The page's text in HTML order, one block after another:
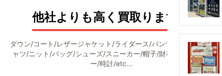
他社よりも高く買取ります！
ダウン/コート/レザージャケット/ライダース/パンツ/デニム/Ｔシ
ャツ/ニット/バッグ/シューズ/スニーカー/帽子/財布/アクセサリ
ー/時計/etc...